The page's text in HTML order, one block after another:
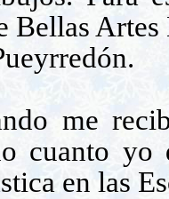
Bellas
ón.
me
cuanto yo
stica en las